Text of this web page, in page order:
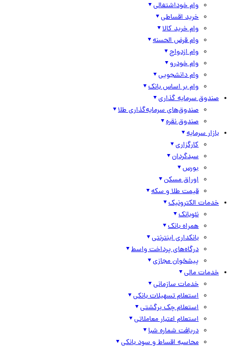
وام خوداشتغالی
خرید اقساطی
وام خرید کالا
وام قرض الحسنه
وام ازدواج
وام خودرو
وام دانشجویی
وام بر اساس بانک
صندوق سرمایه گذاری
صندوق‌های سرمایه‌گذاری طلا
صندوق نقره
بازار سرمایه
کارگزاری
سبدگردان
بورس
اوراق مسکن
قیمت طلا و سکه
خدمات الکترونیک
نئوبانک
همراه بانک
بانکداری اینترنتی
درگاه‌های پرداخت واسط
پیشخوان مجازی
خدمات مالی
خدمات سازمانی
استعلام تسهیلات بانکی
استعلام چک برگشتی
استعلام اعتبار معاملاتی
دریافت شماره شبا
محاسبه اقساط و سود بانکی